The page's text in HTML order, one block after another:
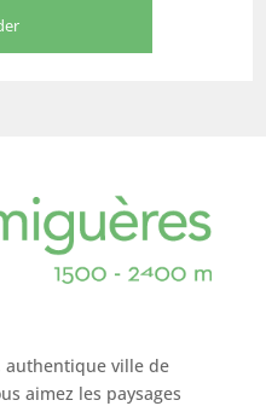
authentique ville de
aimez les paysages